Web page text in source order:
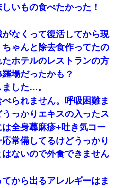
いもの食べたかった！
なくって復活してから現
ゃんと除去食作ってたの
ホテルのレストランの方
場だったかも？
した…。
られません。呼吸困難ま
っかりエキスの入ったス
全身蕁麻疹+吐き気コー
常備してるけどうっかり
ないので外食できません
から出るアレルギーはま